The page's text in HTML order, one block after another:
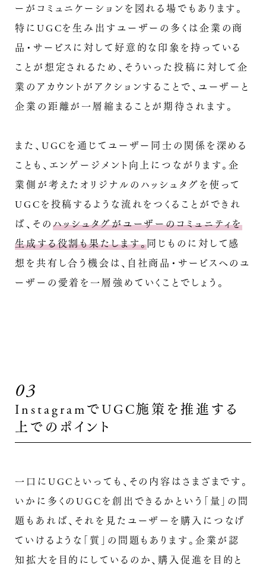
ーがコミュニケーションを図れる場でもあります。
特にUGCを生み出すユーザーの多くは企業の商
品・サービスに対して好意的な印象を持っている
ことが想定されるため、そういった投稿に対して企
業のアカウントがアクションすることで、ユーザーと
企業の距離が一層縮まることが期待されます。
また、UGCを通じてユーザー同士の関係を深める
ことも、エンゲージメント向上につながります。企
業側が考えたオリジナルのハッシュタグを使って
UGCを投稿するような流れをつくることができれ
ば、そのハッシュタグがユーザーのコミュニティを
生成する役割も果たします。同じものに対して感
想を共有し合う機会は、自社商品・サービスへのユ
ーザーの愛着を一層強めていくことでしょう。
03
InstagramでUGC施策を推進する
上でのポイント
一口にUGCといっても、その内容はさまざまです。
いかに多くのUGCを創出できるかという「量」の問
題もあれば、それを見たユーザーを購入につなげ
ていけるような「質」の問題もあります。企業が認
知拡大を目的にしているのか、購入促進を目的と